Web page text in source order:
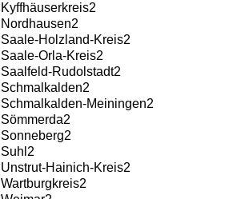
Kyffhäuserkreis2
Nordhausen2
Saale-Holzland-Kreis2
Saale-Orla-Kreis2
Saalfeld-Rudolstadt2
Schmalkalden2
Schmalkalden-Meiningen2
Sömmerda2
Sonneberg2
Suhl 2
Unstrut-Hainich-Kreis2
Wartburgkreis2